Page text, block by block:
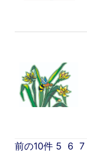
前の10件 5 6 7